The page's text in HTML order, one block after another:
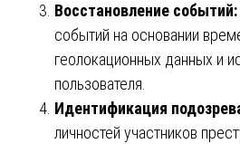
Восстановление событий:
событий на основании
геолокационных данных и
пользователя.
Идентификация
личностей участников